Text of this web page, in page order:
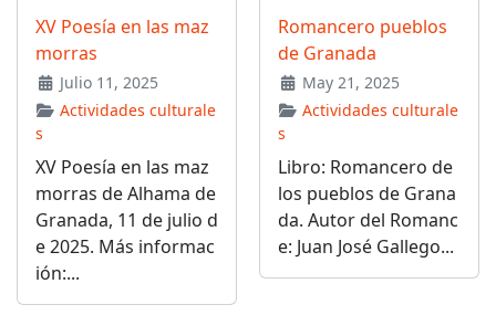
XV Poesía en las maz
morras
Julio 11, 2025
Actividades culturale
s
XV Poesía en las maz
morras de Alhama de
Granada, 11 de julio d
e 2025. Más informac
ión:...
Romancero pueblos
de Granada
May 21, 2025
Actividades culturale
s
Libro: Romancero de
los pueblos de Grana
da. Autor del Romanc
e: Juan José Gallego...